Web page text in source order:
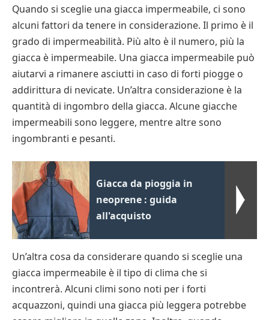
Quando si sceglie una giacca impermeabile, ci sono
alcuni fattori da tenere in considerazione. Il primo è il
grado di impermeabilità. Più alto è il numero, più la
giacca è impermeabile. Una giacca impermeabile può
aiutarvi a rimanere asciutti in caso di forti piogge o
addirittura di nevicate. Un’altra considerazione è la
quantità di ingombro della giacca. Alcune giacche
impermeabili sono leggere, mentre altre sono
ingombranti e pesanti.
Giacca da pioggia in
neoprene : guida
all'acquisto
Un’altra cosa da considerare quando si sceglie una
giacca impermeabile è il tipo di clima che si
incontrerà. Alcuni climi sono noti per i forti
acquazzoni, quindi una giacca più leggera potrebbe